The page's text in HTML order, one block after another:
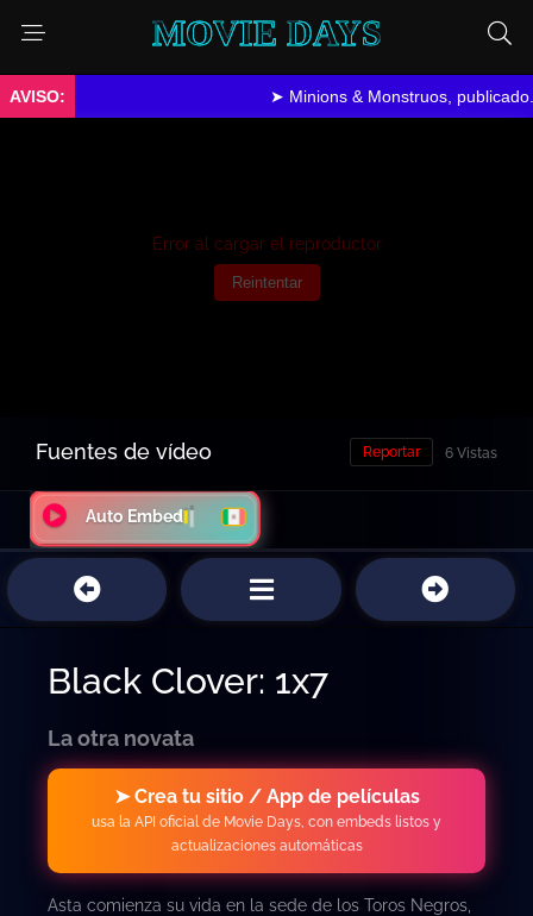
MOVIE DAYS
➤ Minions & Monstruos, publicado.
Error al cargar el reproductor
Reintentar
Fuentes de vídeo 6 Vistas
Reportar
Auto Embed
Black Clover: 1x7
La otra novata
➤ Crea tu sitio / App de películas
usa la API oficial de Movie Days, con embeds listos y
actualizaciones automáticas
Asta comienza su vida en la sede de los Toros Negros,